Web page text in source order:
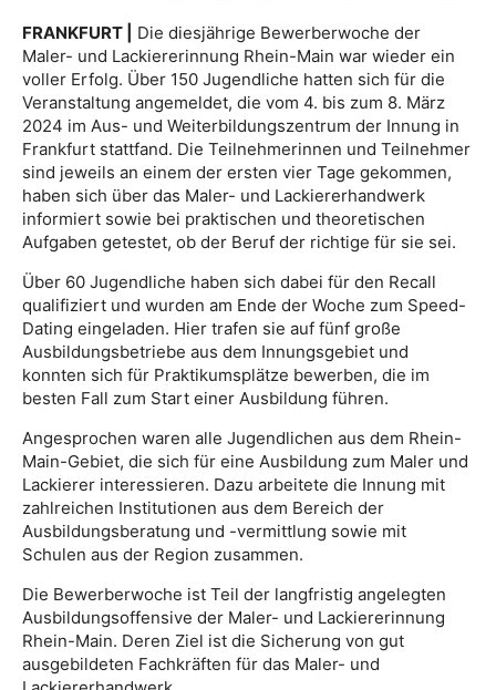
FRANKFURT |
Die diesjährige Bewerberwoche der
Maler- und Lackiererinnung Rhein-Main war wieder ein
voller Erfolg. Über 150 Jugendliche hatten sich für die
Veranstaltung angemeldet, die vom 4. bis zum 8. März
2024 im Aus- und Weiterbildungszentrum der Innung in
Frankfurt stattfand. Die Teilnehmerinnen und Teilnehmer
sind jeweils an einem der ersten vier Tage gekommen,
haben sich über das Maler- und Lackiererhandwerk
informiert sowie bei praktischen und theoretischen
Aufgaben getestet, ob der Beruf der richtige für sie sei.
Über 60 Jugendliche haben sich dabei für den Recall
qualifiziert und wurden am Ende der Woche zum Speed-
Dating eingeladen. Hier trafen sie auf fünf große
Ausbildungsbetriebe aus dem Innungsgebiet und
konnten sich für Praktikumsplätze bewerben, die im
besten Fall zum Start einer Ausbildung führen.
Angesprochen waren alle Jugendlichen aus dem Rhein-
Main-Gebiet, die sich für eine Ausbildung zum Maler und
Lackierer interessieren. Dazu arbeitete die Innung mit
zahlreichen Institutionen aus dem Bereich der
Ausbildungsberatung und -vermittlung sowie mit
Schulen aus der Region zusammen.
Die Bewerberwoche ist Teil der langfristig angelegten
Ausbildungsoffensive der Maler- und Lackiererinnung
Rhein-Main. Deren Ziel ist die Sicherung von gut
ausgebildeten Fachkräften für das Maler- und